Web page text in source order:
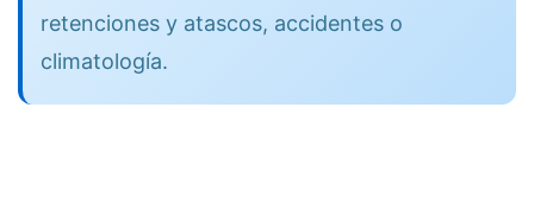
retenciones y atascos, accidentes o
climatología.